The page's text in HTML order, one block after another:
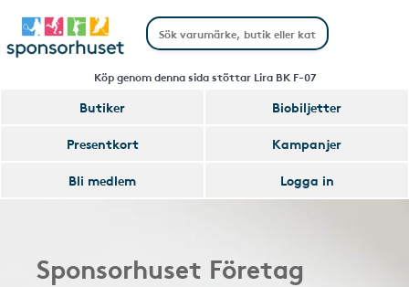
Köp genom denna sida stöttar Lira BK F-07
Butiker
Biobiljetter
Presentkort
Kampanjer
Bli medlem
Logga in
Sponsorhuset Företag